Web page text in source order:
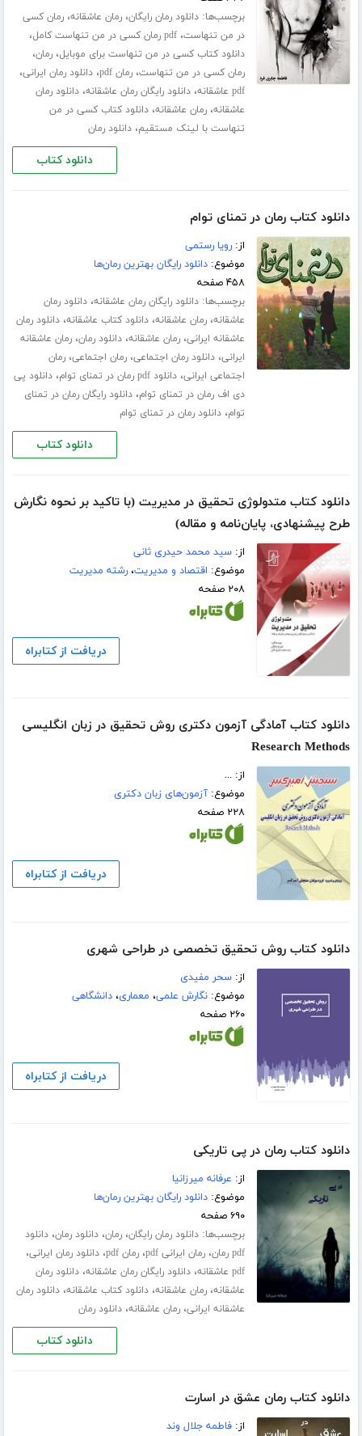
برچسب‌ها:دانلود رمان رایگان،رمان عاشقانه،رمان کسی
در من تنهاست،pdf رمان کسی در من تنهاست کامل ،
دانلود کتاب کسی در من تنهاست برای موبایل،رمان،
رمان کسی در من تنهاست،رمان pdf ،دانلود رمان ایرانی،
pdf عاشقانه ،دانلود رایگان رمان عاشقانه،دانلود رمان
عاشقانه،رمان عاشقانه،دانلود کتاب کسی در من
تنهاست با لینک مستقیم،دانلود رمان
دانلود کتاب
دانلود کتاب رمان در تمنای توام
از:رویا رستمی
موضوع:دانلود رایگان بهترین رمان‌ها
۴۵۸ صفحه
برچسب‌ها:دانلود رایگان رمان عاشقانه،دانلود رمان
عاشقانه،رمان عاشقانه،دانلود کتاب عاشقانه،دانلود رمان
عاشقانه ایرانی،رمان عاشقانه،دانلود رمان،رمان عاشقانه
ایرانی،دانلود رمان اجتماعی،رمان اجتماعی،رمان
اجتماعی ایرانی،دانلود pdf رمان در تمنای توام ،دانلود پی
دی اف رمان در تمنای توام،دانلود رایگان رمان در تمنای
توام،دانلود رمان در تمنای توام
دانلود کتاب
دانلود کتاب متدولوژی تحقیق در مدیریت (با تاکید بر نحوه نگارش
طرح پیشنهادی، پایان‌نامه و مقاله)
از:سید محمد حیدری ثانی
موضوع: اقتصاد و مدیریت،رشته مدیریت
۲۰۸ صفحه
دریافت از کتابراه
دانلود کتاب آمادگی آزمون دکتری روش تحقیق در زبان انگلیسی
Research Methods
از: ...
موضوع:آزمون‌های زبان دکتری
۲۲۸ صفحه
دریافت از کتابراه
دانلود کتاب روش تحقیق تخصصی در طراحی شهری
از:سحر مفیدی
موضوع:نگارش علمی، معماری،دانشگاهی
۲۶۰ صفحه
دریافت از کتابراه
دانلود کتاب رمان در پی تاریکی
از: عرفانه میرزانیا
موضوع:دانلود رایگان بهترین رمان‌ها
۶۹۰ صفحه
برچسب‌ها:دانلود رمان رایگان،رمان،دانلود رمان،دانلود
pdf رمان
،رمان ایرانی pdf ،رمان pdf ،دانلود رمان ایرانی،
pdf عاشقانه ،دانلود رایگان رمان عاشقانه،دانلود رمان
عاشقانه،رمان عاشقانه،دانلود کتاب عاشقانه،دانلود رمان
عاشقانه ایرانی،رمان عاشقانه،دانلود رمان
دانلود کتاب
دانلود کتاب رمان عشق در اسارت
از:فاطمه جلال‌ وند